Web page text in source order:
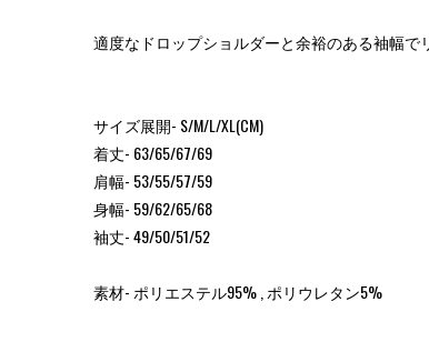
適度なドロップショルダーと余裕のある袖幅で
サイズ展開- S/M/L/XL(CM)
着丈- 63/65/67/69
肩幅- 53/55/57/59
身幅- 59/62/65/68
袖丈- 49/50/51/52
素材- ポリエステル95% , ポリウレタン5%